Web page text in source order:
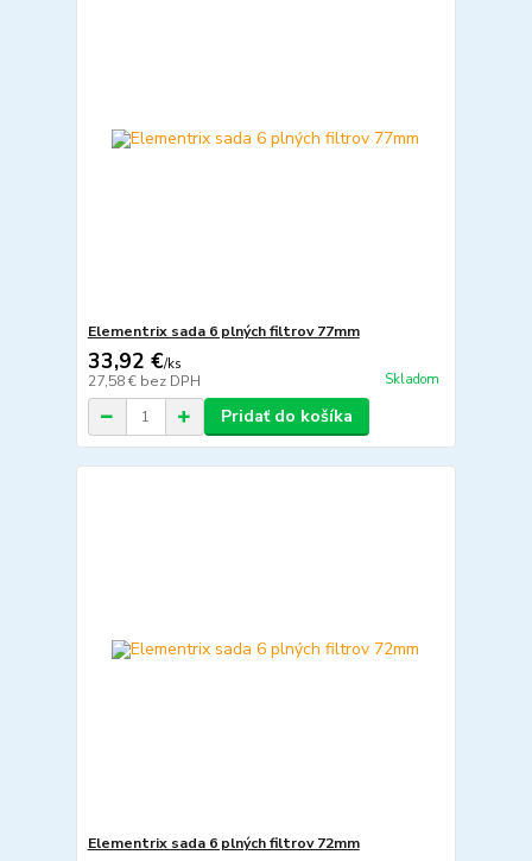
Elementrix sada 6 plných filtrov 77mm
33,92 €/ks
27,58 € bez DPH Skladom
Pridať do košíka
Elementrix sada 6 plných filtrov 72mm